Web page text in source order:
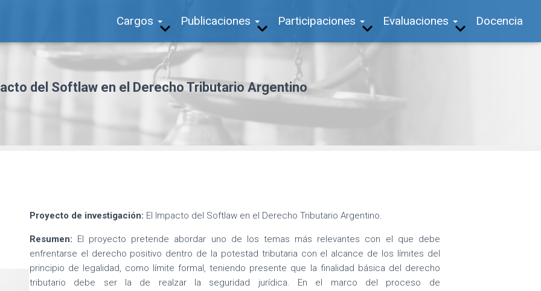
Cargos Publicaciones Participaciones Evaluaciones Docencia
del Softlaw en el Derecho Tributario Argentino
Proyecto de investigación: El Impacto del Softlaw en el Derecho Tributario Argentino.
Resumen: El proyecto pretende abordar uno de los temas más relevantes con el que debe
enfrentarse el derecho positivo dentro de la potestad tributaria con el alcance de los límites del
principio de legalidad, como límite formal, teniendo presente que la finalidad básica del derecho
tributario debe ser la de realzar la seguridad jurídica. En el marco del proceso de